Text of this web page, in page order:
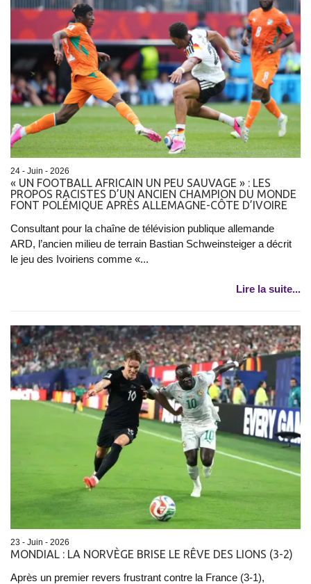
24 - Juin - 2026
« UN FOOTBALL AFRICAIN UN PEU SAUVAGE » : LES
PROPOS RACISTES D’UN ANCIEN CHAMPION DU MONDE
FONT POLÉMIQUE APRÈS ALLEMAGNE-CÔTE D’IVOIRE
Consultant pour la chaîne de télévision publique allemande
ARD, l’ancien milieu de terrain Bastian Schweinsteiger a décrit
le jeu des Ivoiriens comme «...
Lire la suite...
23 - Juin - 2026
MONDIAL : LA NORVÈGE BRISE LE RÊVE DES LIONS (3-2)
Après un premier revers frustrant contre la France (3-1),